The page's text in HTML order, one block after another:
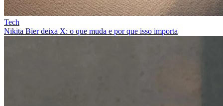
Tech
Nikita Bier deixa X: o que muda e por que isso importa